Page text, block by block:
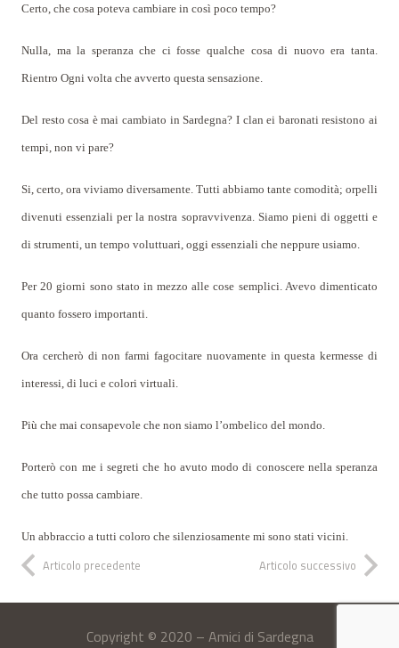
Certo, che cosa poteva cambiare in così poco tempo?
Nulla, ma la speranza che ci fosse qualche cosa di nuovo era tanta.
Rientro Ogni volta che avverto questa sensazione.
Del resto cosa è mai cambiato in Sardegna? I clan ei baronati resistono ai
tempi, non vi pare?
Si, certo, ora viviamo diversamente. Tutti abbiamo tante comodità; orpelli
divenuti essenziali per la nostra sopravvivenza. Siamo pieni di oggetti e
di strumenti, un tempo voluttuari, oggi essenziali che neppure usiamo.
Per 20 giorni sono stato in mezzo alle cose semplici. Avevo dimenticato
quanto fossero importanti.
Ora cercherò di non farmi fagocitare nuovamente in questa kermesse di
interessi, di luci e colori virtuali.
Più che mai consapevole che non siamo l’ombelico del mondo.
Porterò con me i segreti che ho avuto modo di conoscere nella speranza
che tutto possa cambiare.
Un abbraccio a tutti coloro che silenziosamente mi sono stati vicini.
Articolo precedente Articolo successivo
Copyright © 2020 – Amici di Sardegna